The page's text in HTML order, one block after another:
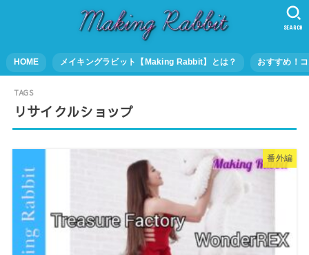
HOME メイキングラビット【Making Rabbit】とは？ おすすめ！
SEARCH
リサイクルショップ
番外編